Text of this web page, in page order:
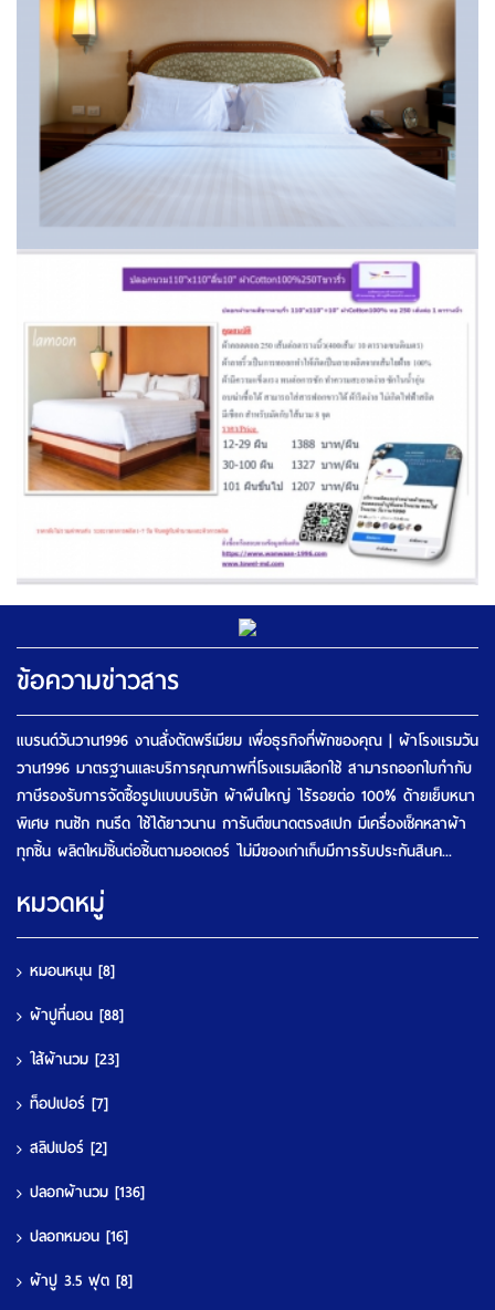
ข้อความข่าวสาร
แบรนด์วันวาน1996 งานสั่งตัดพรีเมียม เพื่อธุรกิจที่พักของคุณ | ผ้าโรงแรมวัน
วาน1996 มาตรฐานและบริการคุณภาพที่โรงแรมเลือกใช้ สามารถออกใบกำกับ
ภาษีรองรับการจัดซื้อรูปแบบบริษัท ผ้าผืนใหญ่ ไร้รอยต่อ 100% ด้ายเย็บหนา
พิเศษ ทนซัก ทนรีด ใช้ได้ยาวนาน การันตีขนาดตรงสเปก มีเครื่องเช็คหลาผ้า
ทุกชิ้น ผลิตใหม่ชิ้นต่อชิ้นตามออเดอร์ ไม่มีของเก่าเก็บมีการรับประกันสินค...
หมวดหมู่
หมอนหนุน [8]
ผ้าปูที่นอน [88]
ใส้ผ้านวม [23]
ท็อปเปอร์ [7]
สลิปเปอร์ [2]
ปลอกผ้านวม [136]
ปลอกหมอน [16]
ผ้าปู 3.5 ฟุต [8]